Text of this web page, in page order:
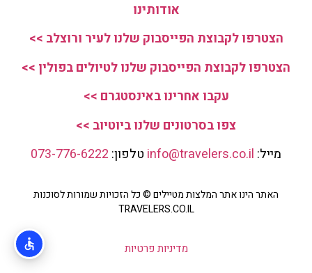
אודותינו
הצטרפו לקבוצת הפייסבוק שלנו לעיר ורוצלב >>
הצטרפו לקבוצת הפייסבוק שלנו לטיולים בפולין >>
עקבו אחרינו באינסטגרם >>
צפו בסרטונים שלנו ביוטיוב >>
מייל:
טלפון: 073-776-6222
האתר הינו אתר המלצות מטיילים © כל הזכויות שמורות לסוכנות
TRAVELERS.CO.IL
מדיניות פרטיות